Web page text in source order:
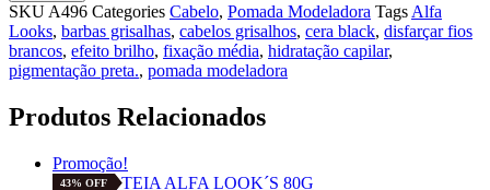
SKU A496 Categories Cabelo, Pomada Modeladora Tags Alfa
Looks, barbas grisalhas, cabelos grisalhos, cera black, disfarçar fios
brancos, efeito brilho, fixação média, hidratação capilar,
pigmentação preta., pomada modeladora
Produtos Relacionados
Promoção!
43% OFF